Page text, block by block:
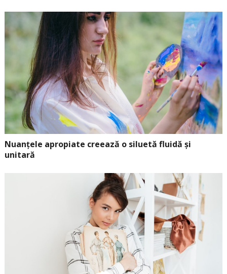
Nuanțele apropiate creează o siluetă fluidă și
unitară